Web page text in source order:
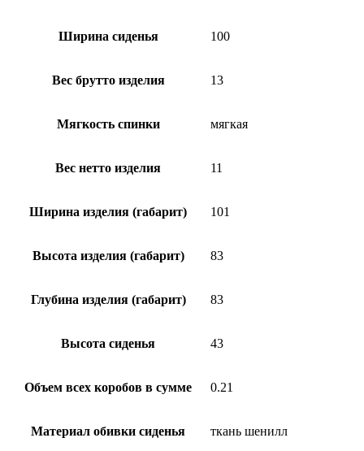
Ширина сиденья 100
Вес брутто изделия 13
Мягкость спинки мягкая
Вес нетто изделия 11
Ширина изделия (габарит) 101
Высота изделия (габарит) 83
Глубина изделия (габарит) 83
Высота сиденья 43
Объем всех коробов в сумме 0.21
Материал обивки сиденья ткань шенилл